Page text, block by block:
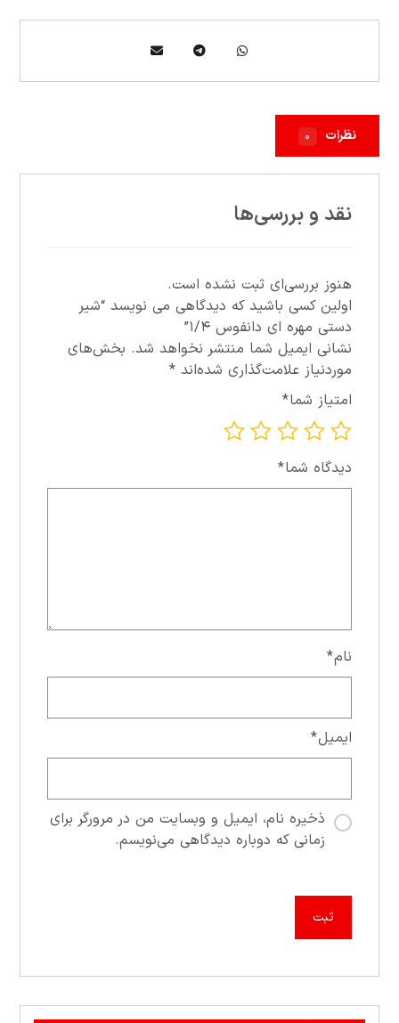
نظرات ۰
نقد و بررسی‌ها
هنوز بررسی‌ای ثبت نشده است.
اولین کسی باشید که دیدگاهی می نویسد “شير
دستي مهره اي دانفوس ۱/۴”
نشانی ایمیل شما منتشر نخواهد شد. بخش‌های
موردنیاز علامت‌گذاری شده‌اند*
امتیاز شما*
دیدگاه شما*
نام*
ایمیل*
ذخیره نام، ایمیل و وبسایت من در مرورگر برای
زمانی که دوباره دیدگاهی می‌نویسم.